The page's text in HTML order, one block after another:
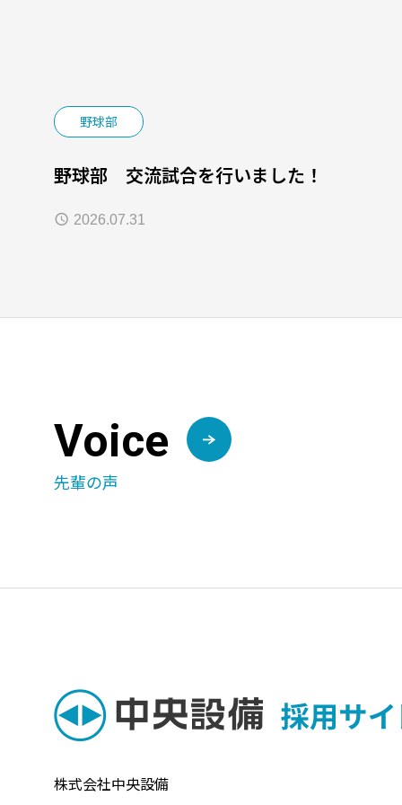
野球部
野球部 交流試合を行いました！
2026.07.31
Voice
先輩の声
株式会社中央設備